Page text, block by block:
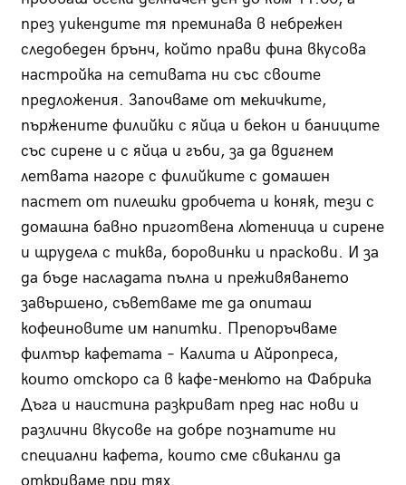
през уикендите тя преминава в небрежен
следобеден брънч, който прави фина вкусова
настройка на сетивата ни със своите
предложения. Започваме от мекичките,
пържените филийки с яйца и бекон и баниците
със сирене и с яйца и гъби, за да вдигнем
летвата нагоре с филийките с домашен
пастет от пилешки дробчета и коняк, тези с
домашна бавно приготвена лютеница и сирене
и щрудела с тиква, боровинки и праскови. И за
да бъде насладата пълна и преживяването
завършено, съветваме те да опиташ
кофеиновите им напитки. Препоръчваме
филтър кафетата – Калита и Айропреса,
които отскоро са в кафе-менюто на Фабрика
Дъга и наистина разкриват пред нас нови и
различни вкусове на добре познатите ни
специални кафета, които сме свиканли да
откриваме при тях.